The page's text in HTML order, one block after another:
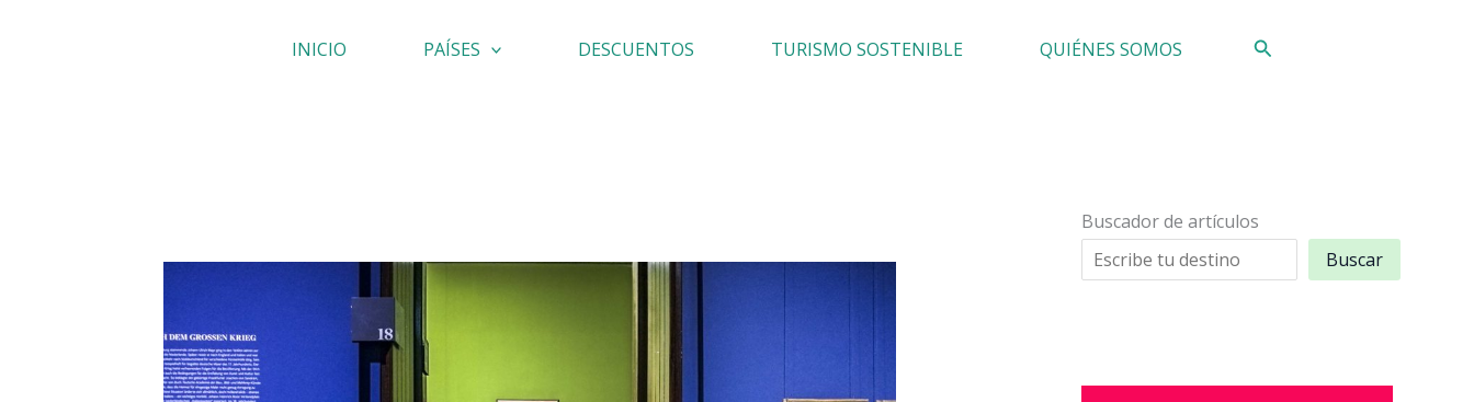
INICIO PAÍSES DESCUENTOS TURISMO SOSTENIBLE QUIÉNES SOMOS Buscar
Buscador de artículos
Buscar